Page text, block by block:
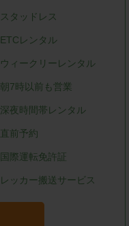
スタッドレス
ETCレンタル
ウィークリーレンタル
朝7時以前も営業
深夜時間帯レンタル
直前予約
国際運転免許証
レッカー搬送サービス